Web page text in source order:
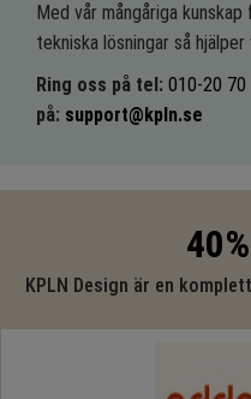
Med vår mångåriga
tekniska lösningar så
Ring oss på tel: 010-20 70
på: support@kpln.se
KPLN Design är en